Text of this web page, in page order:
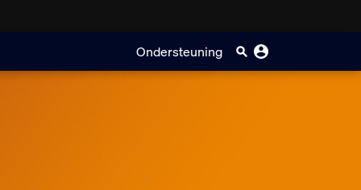
Ondersteuning